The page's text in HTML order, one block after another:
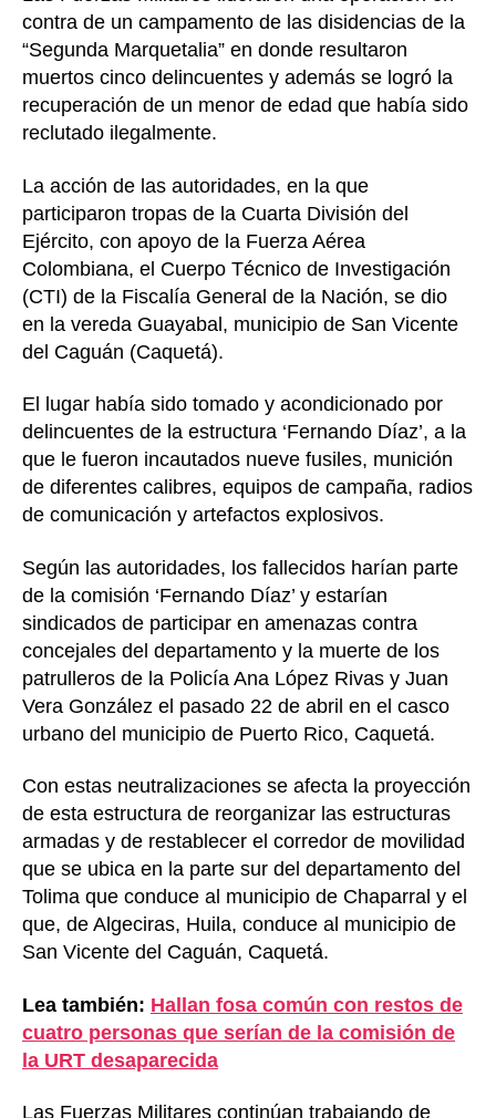
contra de un campamento de las disidencias de la
“Segunda Marquetalia” en donde resultaron
muertos cinco delincuentes y además se logró la
recuperación de un menor de edad que había sido
reclutado ilegalmente.
La acción de las autoridades, en la que
participaron tropas de la Cuarta División del
Ejército, con apoyo de la Fuerza Aérea
Colombiana, el Cuerpo Técnico de Investigación
(CTI) de la Fiscalía General de la Nación, se dio
en la vereda Guayabal, municipio de San Vicente
del Caguán (Caquetá).
El lugar había sido tomado y acondicionado por
delincuentes de la estructura ‘Fernando Díaz’, a la
que le fueron incautados nueve fusiles, munición
de diferentes calibres, equipos de campaña, radios
de comunicación y artefactos explosivos.
Según las autoridades, los fallecidos harían parte
de la comisión ‘Fernando Díaz’ y estarían
sindicados de participar en amenazas contra
concejales del departamento y la muerte de los
patrulleros de la Policía Ana López Rivas y Juan
Vera González el pasado 22 de abril en el casco
urbano del municipio de Puerto Rico, Caquetá.
Con estas neutralizaciones se afecta la proyección
de esta estructura de reorganizar las estructuras
armadas y de restablecer el corredor de movilidad
que se ubica en la parte sur del departamento del
Tolima que conduce al municipio de Chaparral y el
que, de Algeciras, Huila, conduce al municipio de
San Vicente del Caguán, Caquetá.
Lea también: Hallan fosa común con restos de
cuatro personas que serían de la comisión de
la URT desaparecida
Las Fuerzas Militares continúan trabajando de